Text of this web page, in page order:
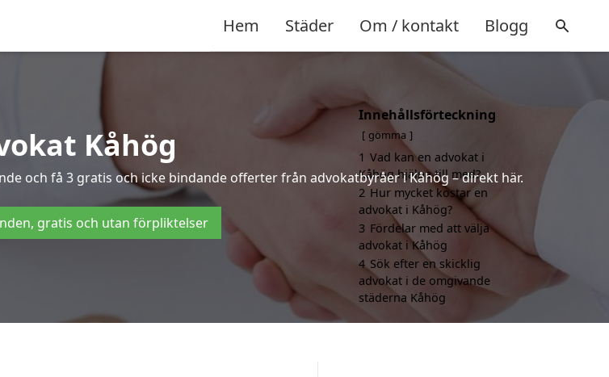
Hem Städer Om / kontakt Blogg
Kåhög
och få 3 gratis och icke bindande offerter från advokatbyråer i Kåhög – direkt här.
gratis och utan förpliktelser
Innehållsförteckning
gömma
1 Vad kan en advokat i
Kåhög hjälpa till med?
2 Hur mycket kostar en
advokat i Kåhög?
3 Fördelar med att välja
advokat i Kåhög
4 Sök efter en skicklig
advokat i de omgivande
städerna Kåhög